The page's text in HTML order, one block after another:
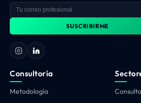
SUSCRIBIRME
Consultoría
Metodología